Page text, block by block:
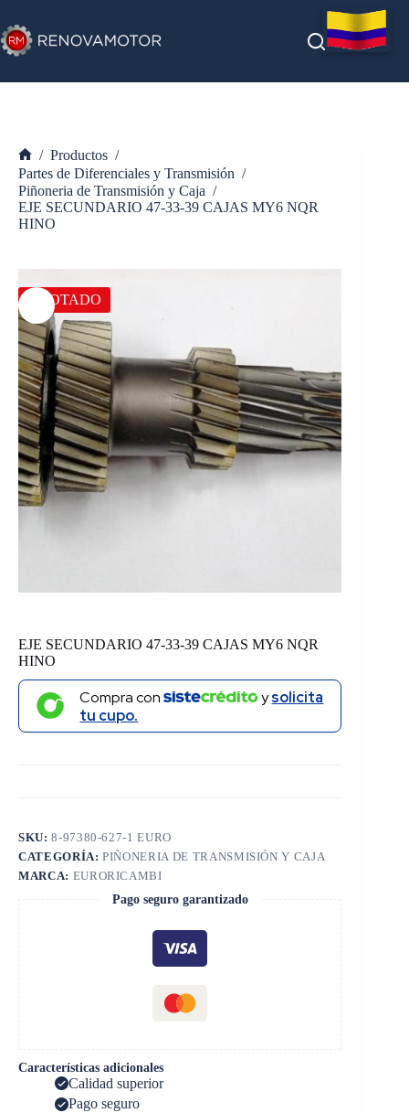
al
contenido
Inicio
/ Productos /
Partes de Diferenciales y Transmisión /
Piñoneria de Transmisión y Caja /
EJE SECUNDARIO 47-33-39 CAJAS MY6 NQR
HINO
AGOTADO
EJE SECUNDARIO 47-33-39 CAJAS MY6 NQR
HINO
Compra con ysolicita
tu cupo.
SKU:8-97380-627-1 EURO
CATEGORÍA:PIÑONERIA DE TRANSMISIÓN Y CAJA
MARCA: EURORICAMBI
Pago seguro garantizado
Características adicionales
Calidad superior
Pago seguro